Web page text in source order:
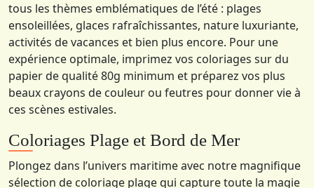
tous les thèmes emblématiques de l’été : plages
ensoleillées, glaces rafraîchissantes, nature luxuriante,
activités de vacances et bien plus encore. Pour une
expérience optimale, imprimez vos coloriages sur du
papier de qualité 80g minimum et préparez vos plus
beaux crayons de couleur ou feutres pour donner vie à
ces scènes estivales.
Coloriages Plage et Bord de Mer
Plongez dans l’univers maritime avec notre magnifique
sélection de coloriage plage qui capture toute la magie